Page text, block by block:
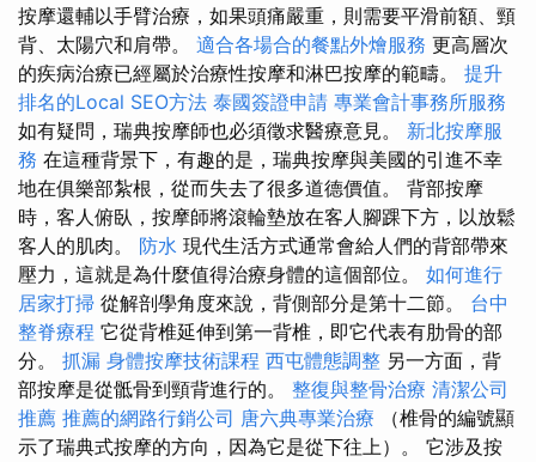
按摩還輔以手臂治療，如果頭痛嚴重，則需要平滑前額、頸
背、太陽穴和肩帶。 適合各場合的餐點外燴服務 更高層次
的疾病治療已經屬於治療性按摩和淋巴按摩的範疇。 提升
排名的Local SEO方法 泰國簽證申請 專業會計事務所服務
如有疑問，瑞典按摩師也必須徵求醫療意見。 新北按摩服
務 在這種背景下，有趣的是，瑞典按摩與美國的引進不幸
地在俱樂部紮根，從而失去了很多道德價值。 背部按摩
時，客人俯臥，按摩師將滾輪墊放在客人腳踝下方，以放鬆
客人的肌肉。 防水 現代生活方式通常會給人們的背部帶來
壓力，這就是為什麼值得治療身體的這個部位。 如何進行
居家打掃 從解剖學角度來說，背側部分是第十二節。 台中
整脊療程 它從背椎延伸到第一背椎，即它代表有肋骨的部
分。 抓漏 身體按摩技術課程 西屯體態調整 另一方面，背
部按摩是從骶骨到頸背進行的。 整復與整骨治療 清潔公司
推薦 推薦的網路行銷公司 唐六典專業治療 （椎骨的編號顯
示了瑞典式按摩的方向，因為它是從下往上）。 它涉及按